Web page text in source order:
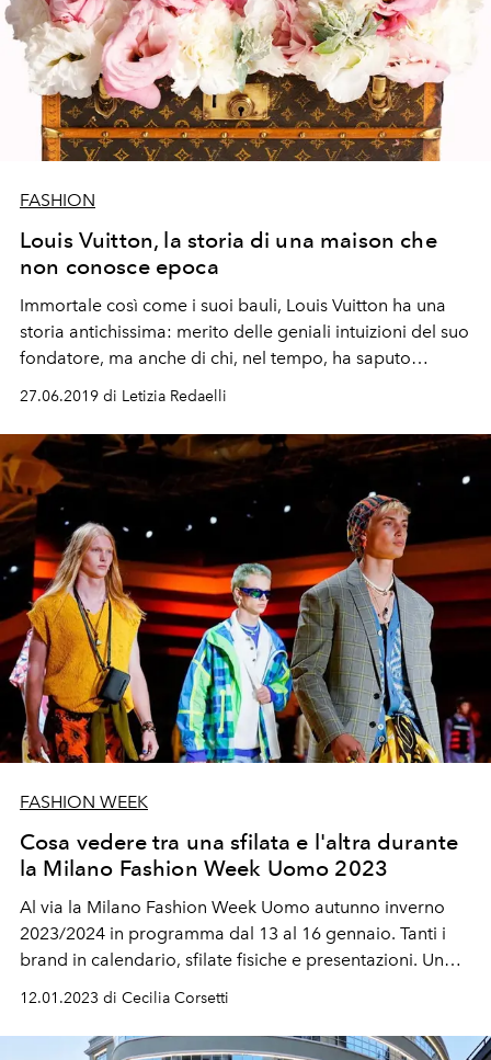
FASHION
Louis Vuitton, la storia di una maison che
non conosce epoca
Immortale così come i suoi bauli, Louis Vuitton ha una
storia antichissima: merito delle geniali intuizioni del suo
fondatore, ma anche di chi, nel tempo, ha saputo
portare in alto il nome della maison
27.06.2019 di Letizia Redaelli
FASHION WEEK
Cosa vedere tra una sfilata e l'altra durante
la Milano Fashion Week Uomo 2023
Al via la Milano Fashion Week Uomo autunno inverno
2023/2024 in programma dal 13 al 16 gennaio. Tanti i
brand in calendario, sfilate fisiche e presentazioni. Un
grande assente, Versace, che presenterà la collezione
Oscar e tutti gli occhi puntati su Gucci, sfila l'uomo
12.01.2023 di Cecilia Corsetti